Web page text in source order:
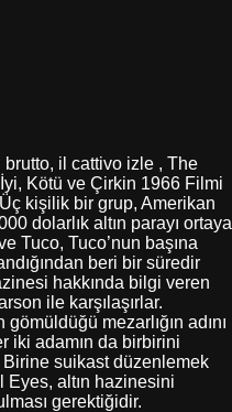
il cattivo izle , The
Kötü ve Çirkin 1966 Filmi
kişilik bir grup, Amerikan
dolarlık altın parayı ortaya
Tuco, Tuco’nun başına
beri bir süredir
hakkında bilgi veren
ile karşılaşırlar.
gömüldüğü mezarlığın adını
iki adamın da birbirini
suikast düzenlemek
altın hazinesini
gerektiğidir.